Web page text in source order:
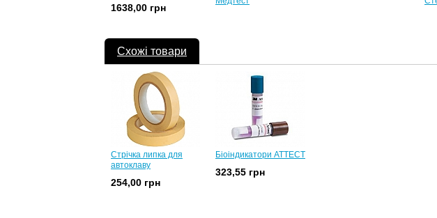
1638,00 грн
Схожі товари
Стрічка липка для
автоклаву
254,00 грн
Біоіндикатори АТТЕСТ
323,55 грн